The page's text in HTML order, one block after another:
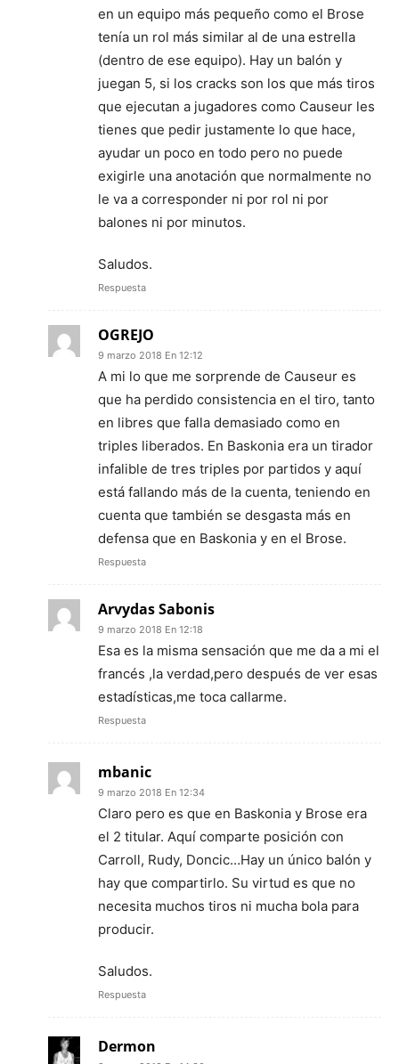
en un equipo más pequeño como el Brose
tenía un rol más similar al de una estrella
(dentro de ese equipo). Hay un balón y
juegan 5, si los cracks son los que más tiros
que ejecutan a jugadores como Causeur les
tienes que pedir justamente lo que hace,
ayudar un poco en todo pero no puede
exigirle una anotación que normalmente no
le va a corresponder ni por rol ni por
balones ni por minutos.
Saludos.
Respuesta
OGREJO
9 marzo 2018 En 12:12
A mi lo que me sorprende de Causeur es
que ha perdido consistencia en el tiro, tanto
en libres que falla demasiado como en
triples liberados. En Baskonia era un tirador
infalible de tres triples por partidos y aquí
está fallando más de la cuenta, teniendo en
cuenta que también se desgasta más en
defensa que en Baskonia y en el Brose.
Respuesta
Arvydas Sabonis
9 marzo 2018 En 12:18
Esa es la misma sensación que me da a mi el
francés ,la verdad,pero después de ver esas
estadísticas,me toca callarme.
Respuesta
mbanic
9 marzo 2018 En 12:34
Claro pero es que en Baskonia y Brose era
el 2 titular. Aquí comparte posición con
Carroll, Rudy, Doncic…Hay un único balón y
hay que compartirlo. Su virtud es que no
necesita muchos tiros ni mucha bola para
producir.
Saludos.
Respuesta
Dermon